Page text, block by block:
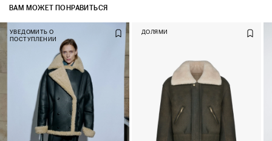
ВАМ МОЖЕТ ПОНРАВИТЬСЯ
УВЕДОМИТЬ О
ПОСТУПЛЕНИИ
ДОЛЯМИ